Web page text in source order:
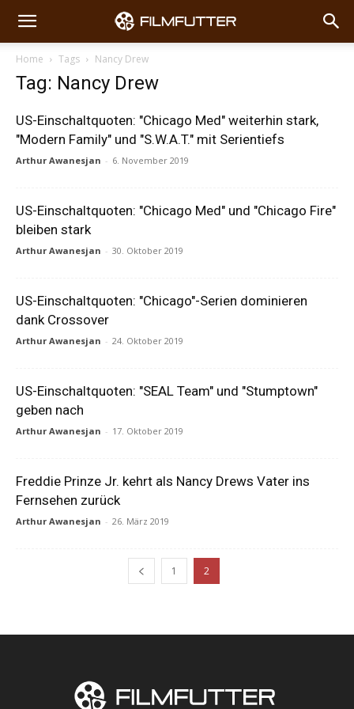
Home Tags Nancy Drew
Tag: Nancy Drew
US-Einschaltquoten: "Chicago Med" weiterhin stark,
"Modern Family" und "S.W.A.T." mit Serientiefs
Arthur Awanesjan - 6. November 2019
US-Einschaltquoten: "Chicago Med" und "Chicago Fire"
bleiben stark
Arthur Awanesjan - 30. Oktober 2019
US-Einschaltquoten: "Chicago"-Serien dominieren
dank Crossover
Arthur Awanesjan - 24. Oktober 2019
US-Einschaltquoten: "SEAL Team" und "Stumptown"
geben nach
Arthur Awanesjan - 17. Oktober 2019
Freddie Prinze Jr. kehrt als Nancy Drews Vater ins
Fernsehen zurück
Arthur Awanesjan - 26. März 2019
1 2